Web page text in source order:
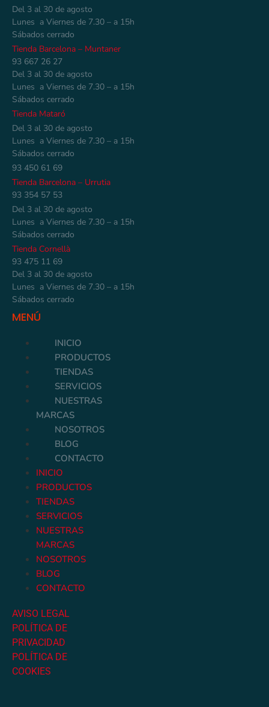
Del 3 al 30 de agosto
Lunes a Viernes de 7.30 – a 15h
Sábados cerrado
Tienda Barcelona – Muntaner
93 667 26 27
Del 3 al 30 de agosto
Lunes a Viernes de 7.30 – a 15h
Sábados cerrado
Tienda Mataró
Del 3 al 30 de agosto
Lunes a Viernes de 7.30 – a 15h
Sábados cerrado
93 450 61 69
Tienda Barcelona – Urrutia
93 354 57 53
Del 3 al 30 de agosto
Lunes a Viernes de 7.30 – a 15h
Sábados cerrado
Tienda Cornellà
93 475 11 69
Del 3 al 30 de agosto
Lunes a Viernes de 7.30 – a 15h
Sábados cerrado
MENÚ
INICIO
PRODUCTOS
TIENDAS
SERVICIOS
NUESTRAS
MARCAS
NOSOTROS
BLOG
CONTACTO
INICIO
PRODUCTOS
TIENDAS
SERVICIOS
NUESTRAS
MARCAS
NOSOTROS
BLOG
CONTACTO
AVISO LEGAL
POLÍTICA DE
PRIVACIDAD
POLÍTICA DE
COOKIES